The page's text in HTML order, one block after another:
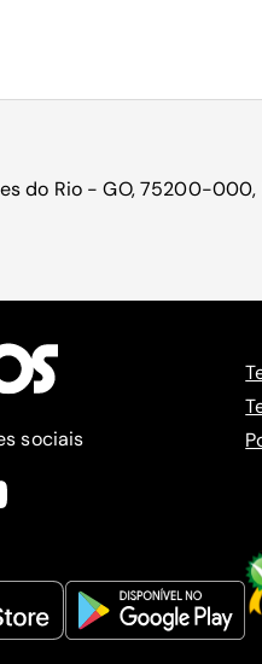
do Rio - GO, 75200-000,
sociais